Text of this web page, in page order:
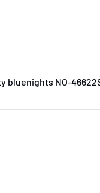
bluenights NO-